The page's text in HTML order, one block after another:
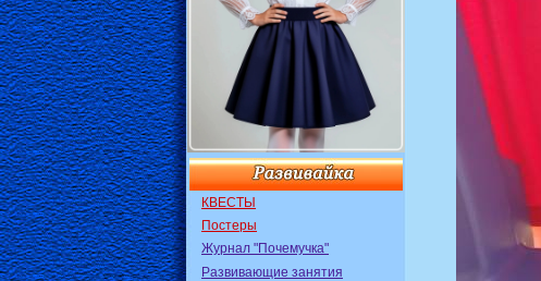
КВЕСТЫ
Постеры
Журнал "Почемучка"
Развивающие занятия